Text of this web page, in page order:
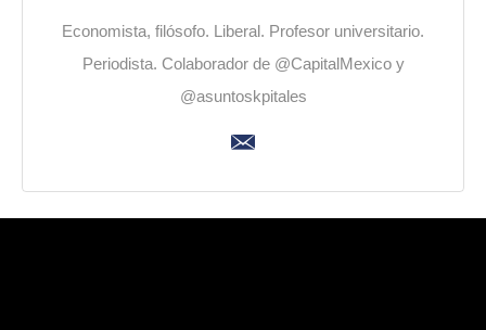
Economista, filósofo. Liberal. Profesor universitario.
Periodista. Colaborador de @CapitalMexico y
@asuntoskpitales